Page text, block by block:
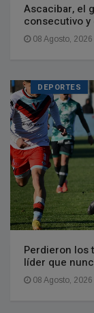
Ascacibar, el
consecutivo y
08 Agosto, 2026
DEPORTES
Perdieron los
líder que
08 Agosto, 2026